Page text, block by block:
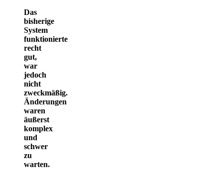
Das
bisherige
System
funktionierte
recht
gut,
war
jedoch
nicht
zweckmäßig.
Änderungen
waren
äußerst
komplex
und
schwer
zu
warten.